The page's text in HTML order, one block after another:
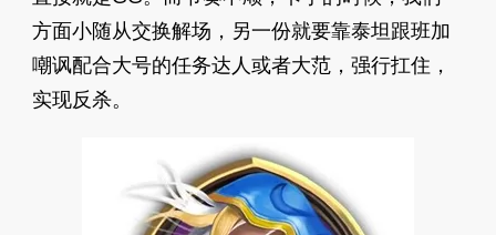
方面小随从交换解场，另一份就要靠泰坦跟班加
嘲讽配合大号的任务达人或者大范，强行扛住，
实现反杀。